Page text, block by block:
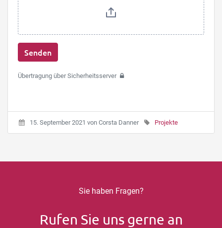
Senden
Übertragung über Sicherheitsserver
15. September 2021 von Corsta Danner Projekte
Sie haben Fragen?
Rufen Sie uns gerne an